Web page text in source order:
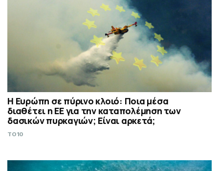
Η Ευρώπη σε πύρινο κλοιό: Ποια μέσα
διαθέτει η ΕΕ για την καταπολέμηση των
δασικών πυρκαγιών; Είναι αρκετά;
TO10